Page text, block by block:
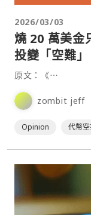
2026/03/03
燒 20 萬美
投變「空難
原文：《⋯
zombit jeff
Opinion 代幣